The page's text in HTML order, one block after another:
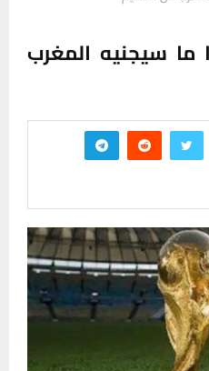
هذا ما سيجنيه المغرب